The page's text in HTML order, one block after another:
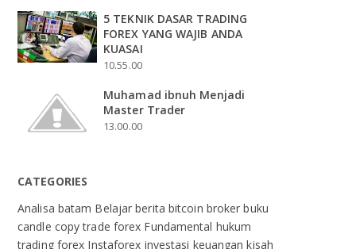
5 TEKNIK DASAR TRADING
FOREX YANG WAJIB ANDA
KUASAI
10.55.00
Muhamad ibnuh Menjadi
Master Trader
13.00.00
CATEGORIES
Analisa batam Belajarberita bitcoin brokerbuku
candle copy trade forex Fundamental hukum
trading forex Instaforex investasi keuangankisah